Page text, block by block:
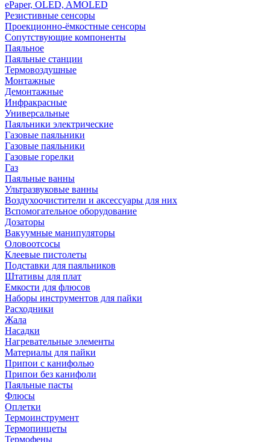
ePaper, OLED, AMOLED
Резистивные сенсоры
Проекционно-ёмкостные сенсоры
Сопутствующие компоненты
Паяльное
Паяльные станции
Термовоздушные
Монтажные
Демонтажные
Инфракрасные
Универсальные
Паяльники электрические
Газовые паяльники
Газовые паяльники
Газовые горелки
Газ
Паяльные ванны
Ультразвуковые ванны
Воздухоочистители и аксессуары для них
Вспомогательное оборудование
Дозаторы
Вакуумные манипуляторы
Оловоотсосы
Клеевые пистолеты
Подставки для паяльников
Штативы для плат
Емкости для флюсов
Наборы инструментов для пайки
Расходники
Жала
Насадки
Нагревательные элементы
Материалы для пайки
Припои с канифолью
Припои без канифоли
Паяльные пасты
Флюсы
Оплетки
Термоинструмент
Термопинцеты
Термофены